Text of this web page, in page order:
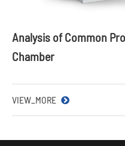
Analysis of Common
Chamber
VIEW_MORE